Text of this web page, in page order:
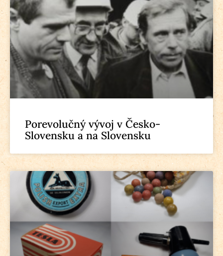
Porevolučný vývoj v Česko-
Slovensku a na Slovensku